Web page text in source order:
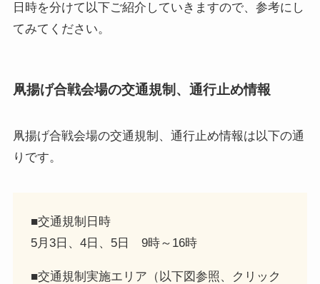
日時を分けて以下ご紹介していきますので、参考にし
てみてください。
凧揚げ合戦会場の交通規制、通行止め情報
凧揚げ合戦会場の交通規制、通行止め情報は以下の通
りです。
■交通規制日時
5月3日、4日、5日 9時～16時
■交通規制実施エリア（以下図参照、クリック